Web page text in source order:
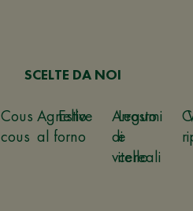
Cous
cous
Estive
Legumi
e
cereali
SCELTE DA NOI
Agnello
al forno
Arrosto
di
vitello